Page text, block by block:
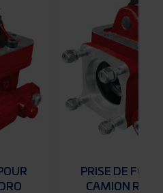
PRISE DE
CAMION RSL